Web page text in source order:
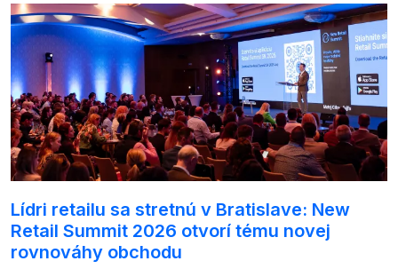
automatizaci, leadership i budoucnost role CFO.
Lídri retailu sa stretnú v Bratislave: New
Retail Summit 2026 otvorí tému novej
rovnováhy obchodu